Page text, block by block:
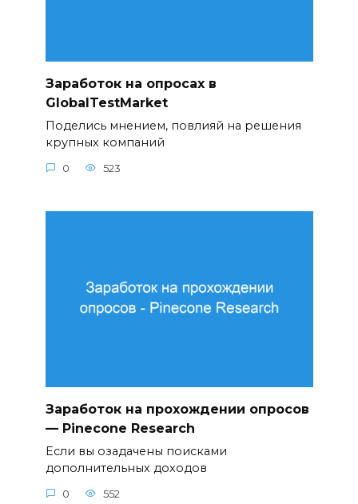
Заработок на опросах в
GlobalTestMarket
Поделись мнением, повлияй на решения
крупных компаний
0 523
Заработок на прохождении опросов
— Pinecone Research
Если вы озадачены поисками
дополнительных доходов
0 552